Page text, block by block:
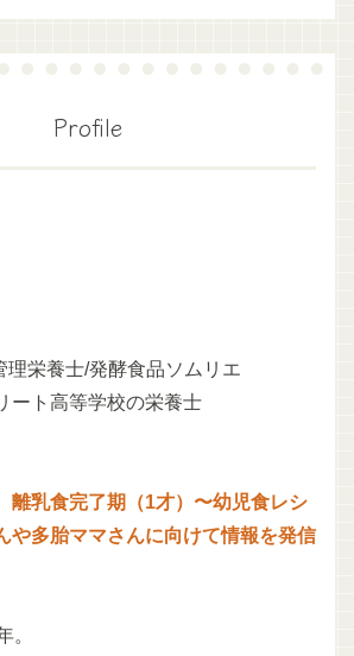
Profile
理栄養士/発酵食品ソムリエ
ート高等学校の栄養士
離乳食完了期（1才）〜幼児食レシ
や多胎ママさんに向けて情報を発信
。